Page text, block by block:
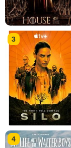
3
4